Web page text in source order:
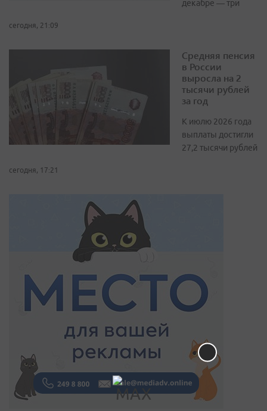
декабре — три
сегодня, 21:09
Средняя пенсия
в России
выросла на 2
тысячи рублей
за год
К июлю 2026 года
выплаты достигли
27,2 тысячи рублей
сегодня, 17:21